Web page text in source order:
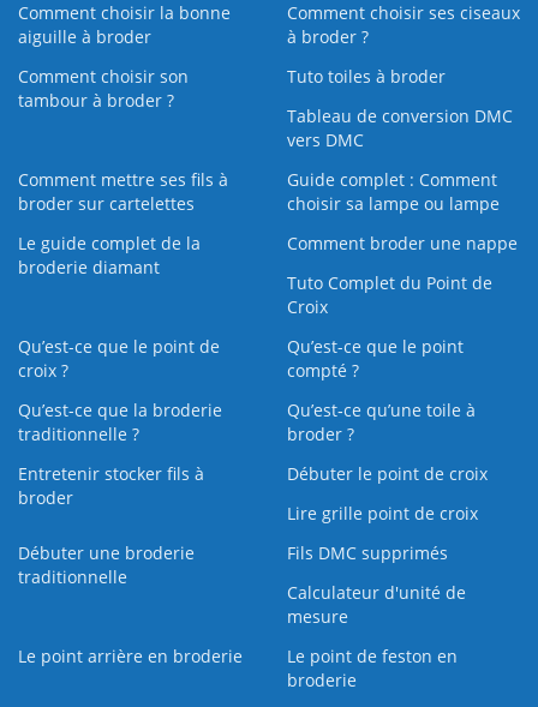
Comment choisir la bonne
aiguille à broder
Comment choisir ses ciseaux
à broder ?
Comment choisir son
tambour à broder ?
Tuto toiles à broder
Tableau de conversion DMC
vers DMC
Comment mettre ses fils à
broder sur cartelettes
Guide complet : Comment
choisir sa lampe ou lampe
Le guide complet de la
broderie diamant
Comment broder une nappe
Tuto Complet du Point de
Croix
Qu’est-ce que le point de
croix ?
Qu’est-ce que le point
compté ?
Qu’est-ce que la broderie
traditionnelle ?
Qu’est‑ce qu’une toile à
broder ?
Entretenir stocker fils à
broder
Débuter le point de croix
Lire grille point de croix
Débuter une broderie
traditionnelle
Fils DMC supprimés
Calculateur d'unité de
mesure
Le point arrière en broderie
Le point de feston en
broderie